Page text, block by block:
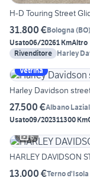
H-D Touring Street
31.800 €Bologna (BO)
Usato06/20261 KmAltro
Rivenditore Harley
Vetrina
Harley Davidson
27.500 €Albano
Usato09/202311300 Km
6
HARLEY DAVIDSON
13.000 €Terno d'Isola